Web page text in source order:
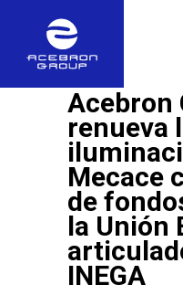
Acebron
renueva
Mecace
de
la Unión
INEGA